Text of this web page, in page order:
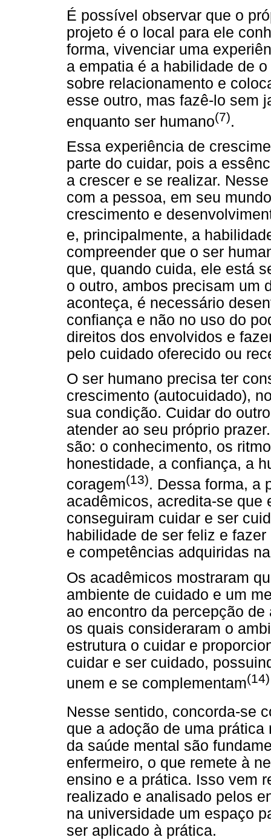
É possível observar que o
projeto é o local para ele
forma, vivenciar uma
a empatia é a habilidade de
sobre relacionamento e
esse outro, mas fazê-lo sem
enquanto ser humano(7).
Essa experiência de
parte do cuidar, pois a
a crescer e se realizar.
com a pessoa, em seu
crescimento e
e, principalmente, a
compreender que o ser
que, quando cuida, ele está
o outro, ambos precisam um
aconteça, é necessário
confiança e não no uso do
direitos dos envolvidos e
pelo cuidado oferecido ou
O ser humano precisa ter
crescimento (autocuidado),
sua condição. Cuidar do
atender ao seu próprio
são: o conhecimento, os
honestidade, a confiança, a
coragem(13). Dessa forma, a
acadêmicos, acredita-se que
conseguiram cuidar e ser
habilidade de ser feliz e
e competências adquiridas
Os acadêmicos mostraram
ambiente de cuidado e um
ao encontro da percepção
os quais consideraram o
estrutura o cuidar e
cuidar e ser cuidado,
unem e se complementam(14)
Nesse sentido, concorda-se
que a adoção de uma
da saúde mental são
enfermeiro, o que remete à
ensino e a prática. Isso vem
realizado e analisado pelos
na universidade um espaço
ser aplicado à prática.